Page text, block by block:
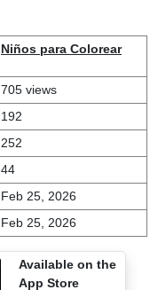
Niños para Colorear
705 views
192
252
44
Feb 25, 2026
Feb 25, 2026
Available on the
App Store